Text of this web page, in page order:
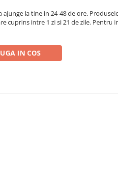
ajunge la tine in 24-48 de ore.
cuprins intre 1 zi si 21 de zile. Pentru
IN COS